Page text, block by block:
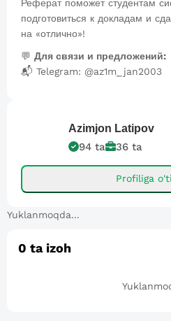
Реферат поможет студентам
подготовиться к докладам и
на «отлично»!
💬 Для связи и предложений:
📬 Telegram: @az1m_jan2003
Azimjon Latipov
94 ta 36 ta
Profiliga
Yuklanmoqda...
0 ta izoh